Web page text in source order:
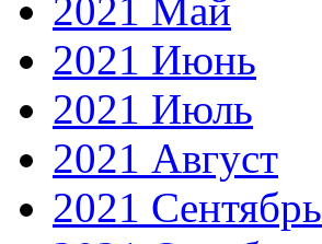
2021 Май
2021 Июнь
2021 Июль
2021 Август
2021 Сентябрь